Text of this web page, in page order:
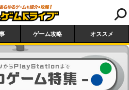
ゲーム攻略 オススメ